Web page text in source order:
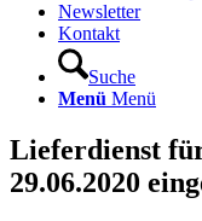
Newsletter
Kontakt
Suche
Menü Menü
Lieferdienst
29.06.2020